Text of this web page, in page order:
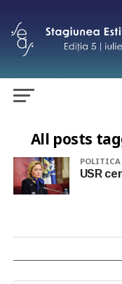
All posts
POLITICA
USR